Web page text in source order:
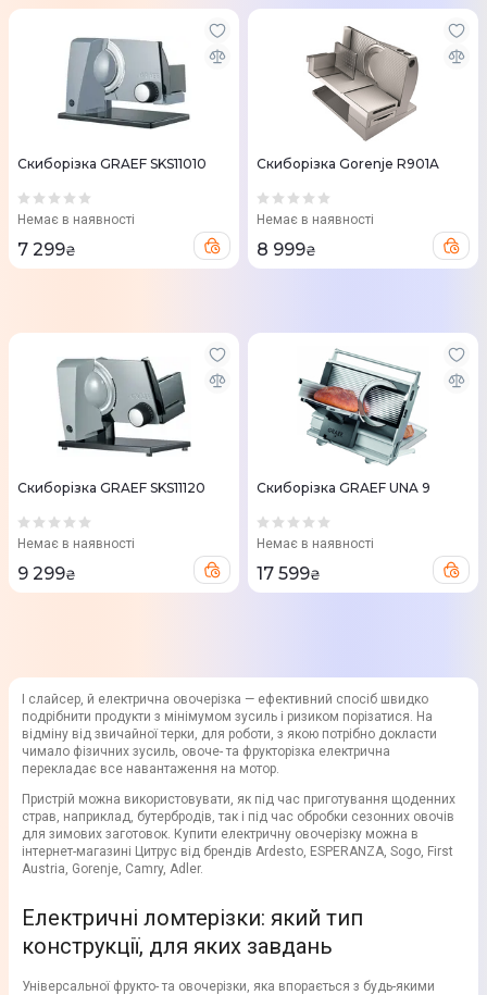
Скиборізка GRAEF SKS11010
Немає в наявності
7 299₴
Скиборізка Gorenje R901A
Немає в наявності
8 999₴
Скиборізка GRAEF SKS11120
Немає в наявності
9 299₴
Скиборізка GRAEF UNA 9
Немає в наявності
17 599₴
І слайсер, й електрична овочерізка — ефективний спосіб швидко
подрібнити продукти з мінімумом зусиль і ризиком порізатися. На
відміну від звичайної терки, для роботи, з якою потрібно докласти
чимало фізичних зусиль, овоче- та фрукторізка електрична
перекладає все навантаження на мотор.
Пристрій можна використовувати, як під час приготування щоденних
страв, наприклад, бутербродів, так і під час обробки сезонних овочів
для зимових заготовок. Купити електричну овочерізку можна в
інтернет-магазині Цитрус від брендів Ardesto, ESPERANZA, Sogo, First
Austria, Gorenje, Camry, Adler.
Електричні ломтерізки: який тип
конструкції, для яких завдань
Універсальної фрукто- та овочерізки, яка впорається з будь-якими